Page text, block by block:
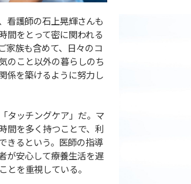
看護師の石上晃輝さんも
間をとって密に関われる
家族も含めて、日々のコ
のこと以外の暮らしのち
係を築けるように努力し
タッチングケア」だ。マ
間を多く持つことで、利
きるという。医師の指導
が安心して療養生活を遅
を重視している。